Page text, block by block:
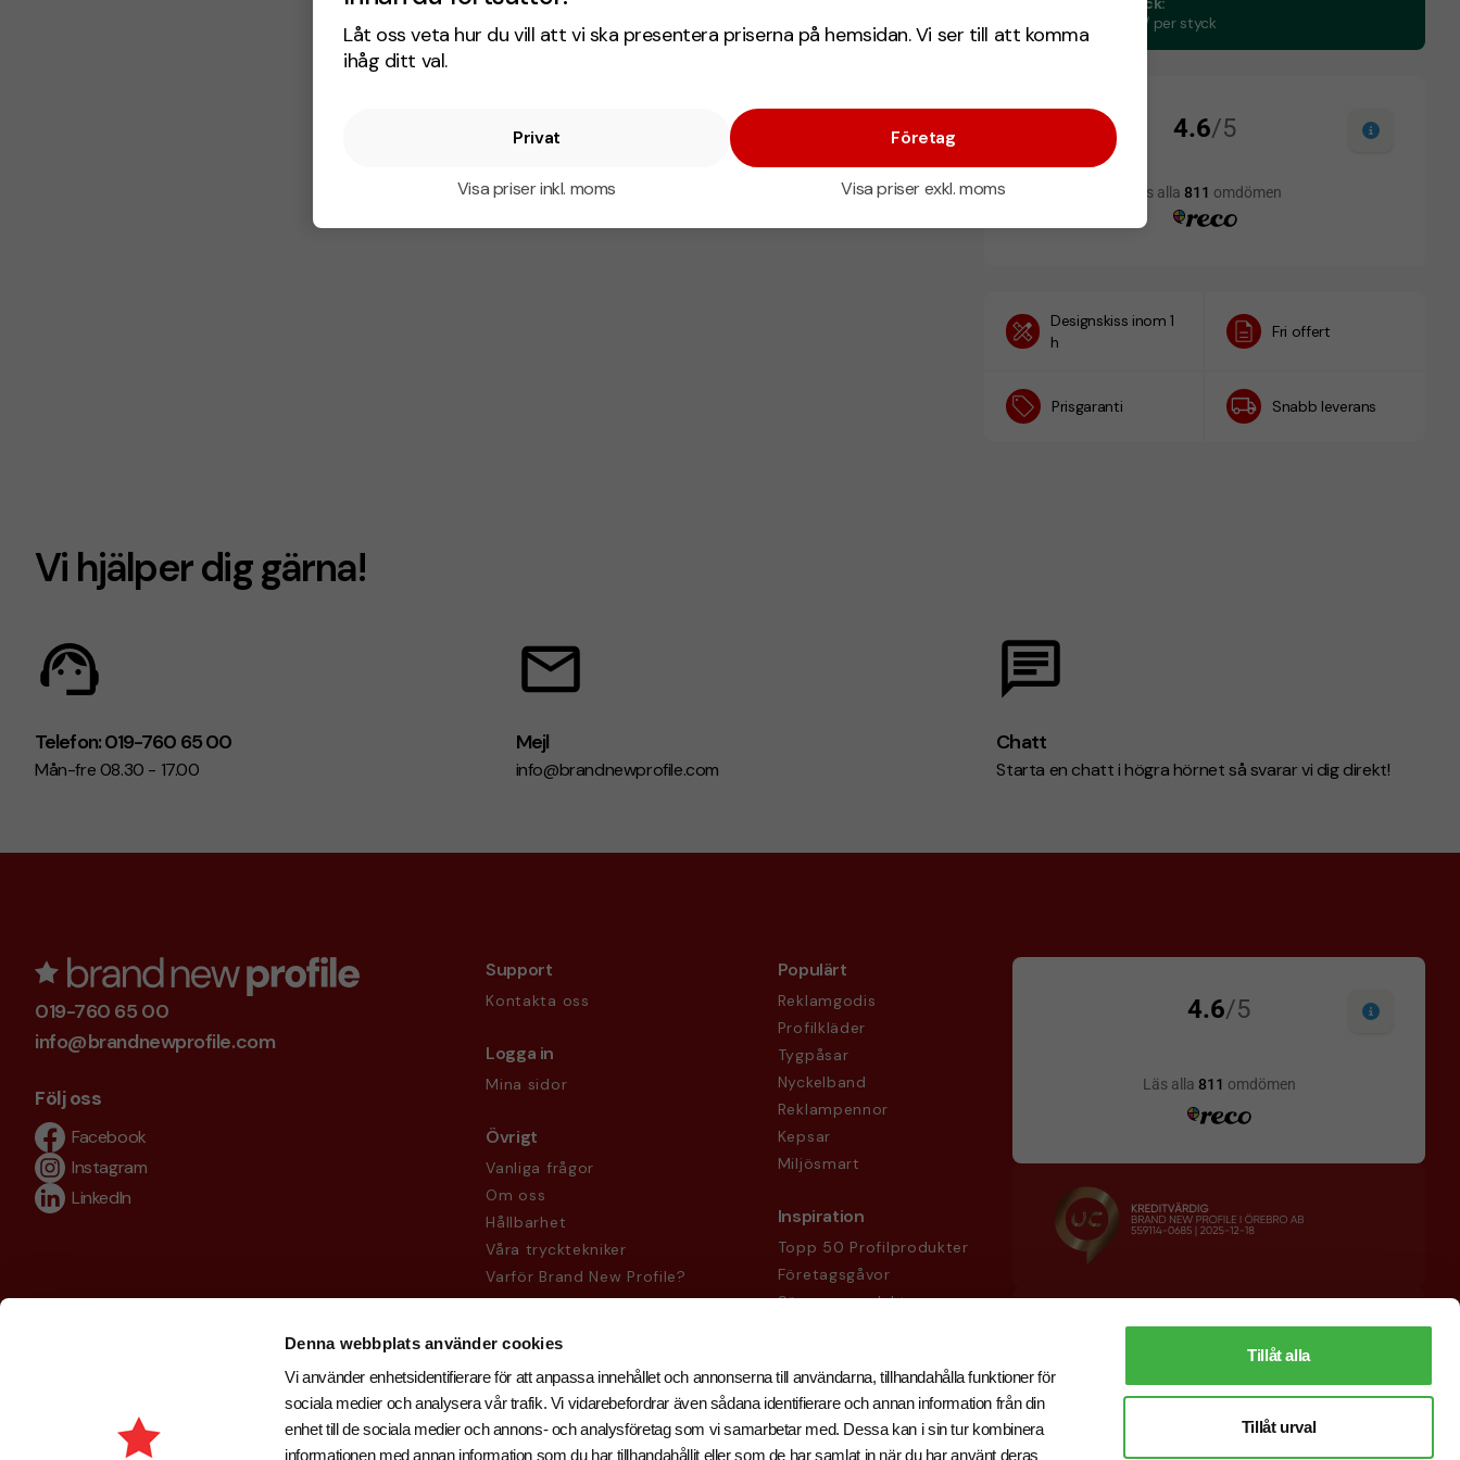
Denna webbplats använder cookies
Vi använder enhetsidentifierare för att anpassa innehållet och annonserna till användarna, tillhandahålla funktioner för
sociala medier och analysera vår trafik. Vi vidarebefordrar även sådana identifierare och annan information från din
enhet till de sociala medier och annons- och analysföretag som vi samarbetar med. Dessa kan i sin tur kombinera
informationen med annan information som du har tillhandahållit eller som de har samlat in när du har använt deras
Tillåt alla
Tillåt urval
Låt oss veta hur du vill att vi ska presentera priserna på hemsidan. Vi ser till att komma
ihåg ditt val.
Privat
Visa priser inkl. moms
Företag
Visa priser exkl. moms
1.08 kg CO₂e / per styck
Designskiss inom 1
h
Fri offert
Prisgaranti Snabb leverans
Vi hjälper dig gärna!
Telefon: 019-760 65 00
Mån-fre 08.30 - 17.00
Mejl
info@brandnewprofile.com
Chatt
Starta en chatt i högra hörnet så svarar vi dig direkt!
019-760 65 00
info@brandnewprofile.com
Följ oss
Facebook
Instagram
LinkedIn
Support
Kontakta oss
Logga in
Mina sidor
Övrigt
Vanliga frågor
Om oss
Hållbarhet
Våra trycktekniker
Varför Brand New Profile?
Köpvillkor
Populärt
Reklamgodis
Profilkläder
Tygpåsar
Nyckelband
Reklampennor
Kepsar
Miljösmart
Inspiration
Topp 50 Profilprodukter
Företagsgåvor
Säsongsprodukter
Snabb leverans